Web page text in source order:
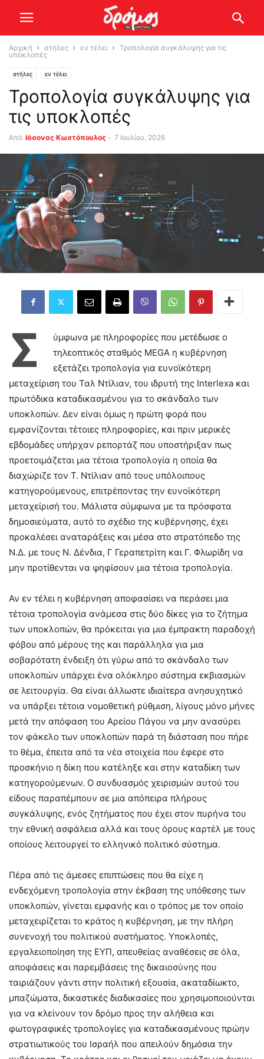
Αρχική στήλες εν τέλει
Τροπολογία συγκάλυψης για τις
υποκλοπές
στήλες εν τέλει
Τροπολογία συγκάλυψης για
τις υποκλοπές
Από Ιάσονας Κωστόπουλος - 7 Ιουλίου, 2026
Σ
ύμφωνα με πληροφορίες που μετέδωσε ο
τηλεοπτικός σταθμός MEGA η κυβέρνηση
εξετάζει τροπολογία για ευνοϊκότερη
μεταχείριση του Ταλ Ντίλιαν, του ιδρυτή της Interlexa και
πρωτόδικα καταδικασμένου για το σκάνδαλο των
υποκλοπών. Δεν είναι όμως η πρώτη φορά που
εμφανίζονται τέτοιες πληροφορίες, και πριν μερικές
εβδομάδες υπήρχαν ρεπορτάζ που υποστήριξαν πως
προετοιμάζεται μια τέτοια τροπολογία η οποία θα
διαχώριζε τον Τ. Ντίλιαν από τους υπόλοιπους
κατηγορούμενους, επιτρέποντας την ευνοϊκότερη
μεταχείρισή του. Μάλιστα σύμφωνα με τα πρόσφατα
δημοσιεύματα, αυτό το σχέδιο της κυβέρνησης, έχει
προκαλέσει αναταράξεις και μέσα στο στρατόπεδο της
Ν.Δ. με τους Ν. Δένδια, Γ Γεραπετρίτη και Γ. Φλωρίδη να
μην προτίθενται να ψηφίσουν μια τέτοια τροπολογία.
Αν εν τέλει η κυβέρνηση αποφασίσει να περάσει μια
τέτοια τροπολογία ανάμεσα στις δύο δίκες για το ζήτημα
των υποκλοπών, θα πρόκειται για μια έμπρακτη παραδοχή
φόβου από μέρους της και παράλληλα για μια
σοβαρότατη ένδειξη ότι γύρω από το σκάνδαλο των
υποκλοπών υπάρχει ένα ολόκληρο σύστημα εκβιασμών
σε λειτουργία. Θα είναι άλλωστε ιδιαίτερα ανησυχητικό
να υπάρξει τέτοια νομοθετική ρύθμιση, λίγους μόνο μήνες
μετά την απόφαση του Αρείου Πάγου να μην ανασύρει
τον φάκελο των υποκλοπών παρά τη διάσταση που πήρε
το θέμα, έπειτα από τα νέα στοιχεία που έφερε στο
προσκήνιο η δίκη που κατέληξε και στην καταδίκη των
κατηγορούμενων. Ο συνδυασμός χειρισμών αυτού του
είδους παραπέμπουν σε μια απόπειρα πλήρους
συγκάλυψης, ενός ζητήματος που έχει στον πυρήνα του
την εθνική ασφάλεια αλλά και τους όρους καρτέλ με τους
οποίους λειτουργεί το ελληνικό πολιτικό σύστημα.
Πέρα από τις άμεσες επιπτώσεις που θα είχε η
ενδεχόμενη τροπολογία στην έκβαση της υπόθεσης των
υποκλοπών, γίνεται εμφανής και ο τρόπος με τον οποίο
μεταχειρίζεται το κράτος η κυβέρνηση, με την πλήρη
συνενοχή του πολιτικού συστήματος. Υποκλοπές,
εργαλειοποίηση της ΕΥΠ, απευθείας αναθέσεις σε όλα,
αποφάσεις και παρεμβάσεις της δικαιοσύνης που
ταιριάζουν γάντι στην πολιτική εξουσία, ακαταδίωκτο,
μπαζώματα, δικαστικές διαδικασίες που χρησιμοποιούνται
για να κλείνουν τον δρόμο προς την αλήθεια και
φωτογραφικές τροπολογίες για καταδικασμένους πρώην
στρατιωτικούς του Ισραήλ που απειλούν δημόσια την